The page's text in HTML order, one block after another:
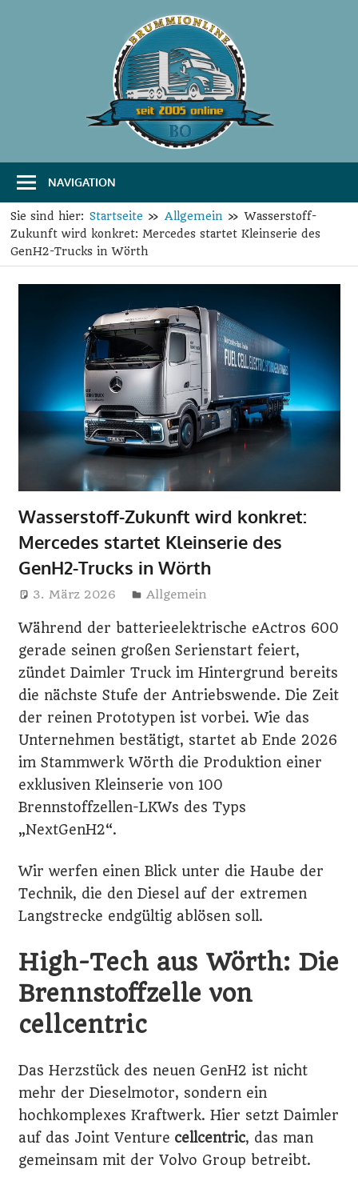
B
r
u
m
m
i
O
n
l
i
n
e
Das
Portal
für
Transport
und
NAVIGATION
Sie sind hier: Startseite Allgemein
Wasserstoff-
Zukunft wird konkret: Mercedes startet Kleinserie des
GenH2-Trucks in Wörth
Wasserstoff-Zukunft wird konkret:
Mercedes startet Kleinserie des
GenH2-Trucks in Wörth
3. März 2026 Elisa Wolf
Allgemein
Während der batterieelektrische eActros 600
gerade seinen großen Serienstart feiert,
zündet Daimler Truck im Hintergrund bereits
die nächste Stufe der Antriebswende. Die Zeit
der reinen Prototypen ist vorbei. Wie das
Unternehmen bestätigt, startet ab Ende 2026
im Stammwerk Wörth die Produktion einer
exklusiven Kleinserie von 100
Brennstoffzellen-LKWs des Typs
„NextGenH2“.
Wir werfen einen Blick unter die Haube der
Technik, die den Diesel auf der extremen
Langstrecke endgültig ablösen soll.
High-Tech aus Wörth: Die
Brennstoffzelle von
cellcentric
Das Herzstück des neuen GenH2 ist nicht
mehr der Dieselmotor, sondern ein
hochkomplexes Kraftwerk. Hier setzt Daimler
auf das Joint Venture cellcentric, das man
gemeinsam mit der Volvo Group betreibt.